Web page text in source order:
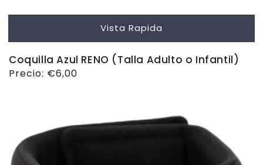
Vista Rapida
Coquilla Azul RENO (Talla Adulto o Infantil)
Precio
Precio: €6,00